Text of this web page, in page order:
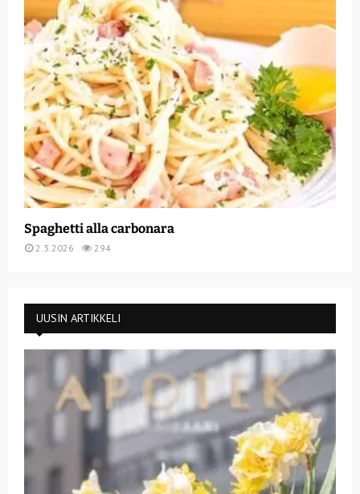
Spaghetti alla carbonara
2.3.2026 294
UUSIN ARTIKKELI